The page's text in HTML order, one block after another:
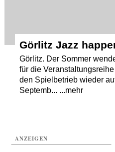
Görlitz Jazz
Görlitz. Der Sommer
für die
den Spielbetrieb wieder
Septemb... ...mehr
ANZEIGEN